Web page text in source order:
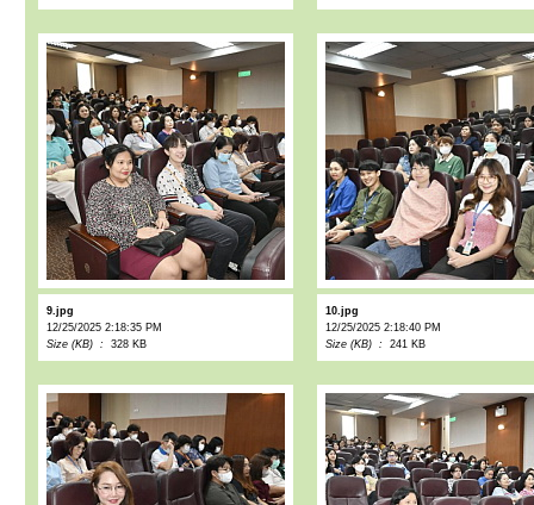
9.jpg
12/25/2025 2:18:35 PM
Size (KB) : 328 KB
10.jpg
12/25/2025 2:18:40 PM
Size (KB) : 241 KB